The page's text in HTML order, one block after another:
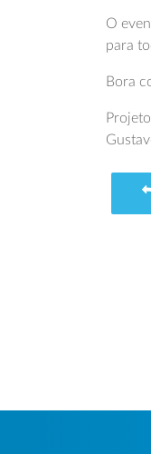
O
para
Bora